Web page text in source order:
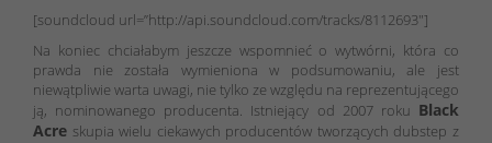
[soundcloud url=”http://api.soundcloud.com/tracks/8112693″]
Na koniec chciałabym jeszcze wspomnieć o wytwórni, która co
prawda nie została wymieniona w podsumowaniu, ale jest
niewątpliwie warta uwagi, nie tylko ze względu na reprezentującego
ją, nominowanego producenta. Istniejący od 2007 roku Black
Acre skupia wielu ciekawych producentów tworzących dubstep z